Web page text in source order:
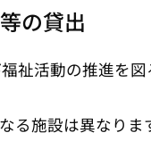
の貸出
祉活動の推進を
る施設は異なり